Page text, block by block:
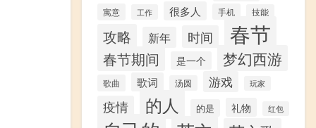
寓意 工作 很多人 手机 技能
攻略 新年 时间 春节
春节期间 是一个 梦幻西游
歌曲 歌词 汤圆 游戏 玩家
疫情 的人 的是 礼物 红包